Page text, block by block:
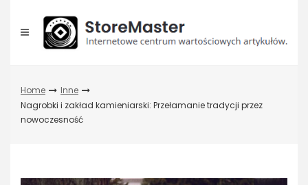
content
Home
Inne
Nagrobki i zakład kamieniarski: Przełamanie tradycji przez
nowoczesność